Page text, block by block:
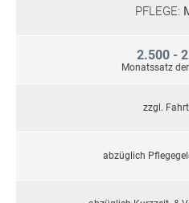
PFLEGE:
2.500 -
Monatssatz
zzgl.
abzüglich